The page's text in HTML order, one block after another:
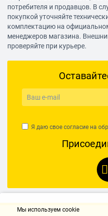
потребителя и продавцов. В
покупкой уточняйте
комплектацию на
менеджеров магазина.
проверяйте при курьере.
Я даю свое согласие на
Мы используем cookie